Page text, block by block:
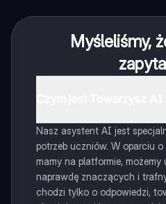
Myśleliśmy,
Nasz asystent AI jest
potrzeb uczniów. W oparciu
mamy na platformie, możemy
naprawdę znaczących i
chodzi tylko o odpowiedzi,